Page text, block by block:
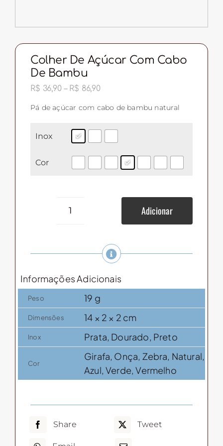
Colher De Açúcar Com Cabo
De Bambu
R$ 36,90 – R$ 86,90Faixa
preço:
R$ 36,90
R$ 86,90
Pá de açúcar com cabo de bambu natural
Inox
Cor
Colher
com
de
bambu
quantidade
Adicionar
Informações Adicionais
Peso 19 g
Dimensões 14 × 2 × 2 cm
Inox Prata, Dourado, Preto
Cor
Girafa, Onça, Zebra, Natural,
Azul, Verde, Vermelho
Share Tweet